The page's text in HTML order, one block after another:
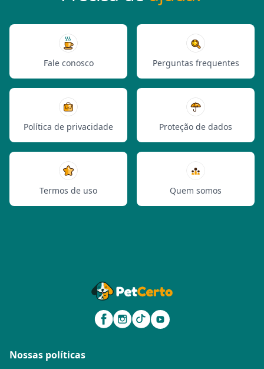
Fale conosco Perguntas frequentes
Política de privacidade Proteção de dados
Termos de uso Quem somos
Nossas políticas